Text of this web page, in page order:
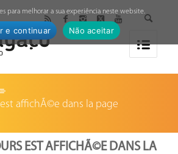
affichÃ©e dans la page
EST AFFICHÃ©E DANS LA
para melhorar a sua experiência neste website.
e continuar Não aceitar